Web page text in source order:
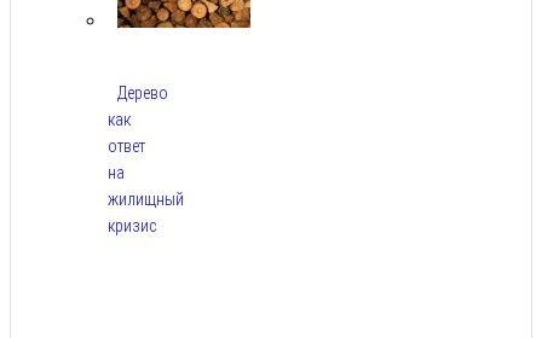
Дерево
как
ответ
на
жилищный
кризис